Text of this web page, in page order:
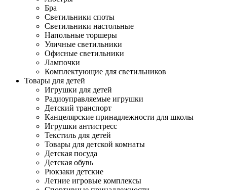
Бра
Светильники споты
Светильники настольные
Напольные торшеры
Уличные светильники
Офисные светильники
Лампочки
Комплектующие для светильников
Товары для детей
Игрушки для детей
Радиоуправляемые игрушки
Детский транспорт
Канцелярские принадлежности для школы
Игрушки антистресс
Текстиль для детей
Товары для детской комнаты
Детская посуда
Детская обувь
Рюкзаки детские
Летние игровые комплексы